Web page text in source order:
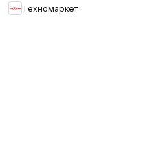
Техномаркет